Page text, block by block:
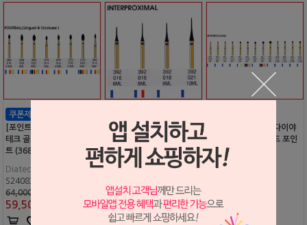
[포인트 전용 상품] 다이야
테크 골드 다이야몬드 포인
트 (368- )
Diatech
S2408320
64,000원
59,500
[포인트 전용 상품] 다이야
테크 골드 다이야몬드 포인
트 (392- )
Diatech
64,000원
59,500원
[포인트 전용 상품] 다이야
테크 골드 다이야몬드 포인
트 (801- )
Diatech
59,500